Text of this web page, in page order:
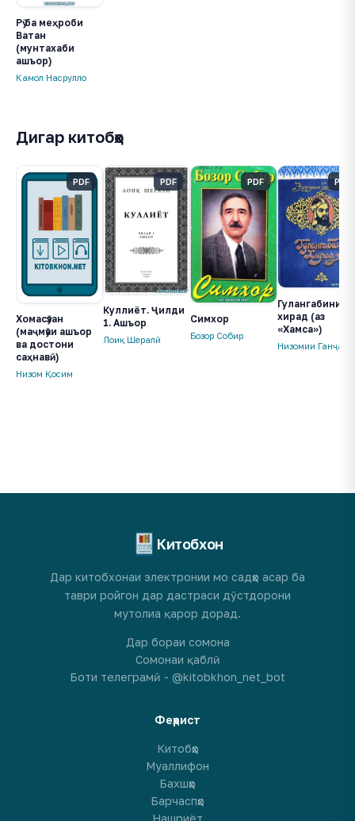
Рӯ ба меҳроби
Ватан
(мунтахаби
ашъор)
Камол Насрулло
Дигар китобҳо
PDF
Хомасӯзан
(маҷмӯаи ашъор
ва достони
саҳнавӣ)
Низом Қосим
PDF
Куллиёт. Ҷилди
1. Ашъор
Лоиқ Шералӣ
PDF
Симхор
Бозор Собир
PDF
Гулангабини
хирад (аз
«Хамса»)
Низомии Ганҷавӣ
Китобхон
Дар китобхонаи электронии мо садҳо асар ба
таври ройгон дар дастраси дӯстдорони
мутолиа қарор дорад.
Дар бораи сомона
Сомонаи қаблӣ
Боти телеграмӣ - @kitobkhon_net_bot
Феҳрист
Китобҳо
Муаллифон
Бахшҳо
Барчаспҳо
Нашриёт